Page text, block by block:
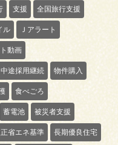
支援 全国旅行支援
ル Ｊアラート
動画
中途採用継続 物件購入
食べごろ
蓄電池 被災者支援
省エネ基準 長期優良住宅